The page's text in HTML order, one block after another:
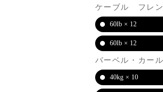
ケーブル フレン
60lb × 12
60lb × 12
バーベル・カール
40kg × 10